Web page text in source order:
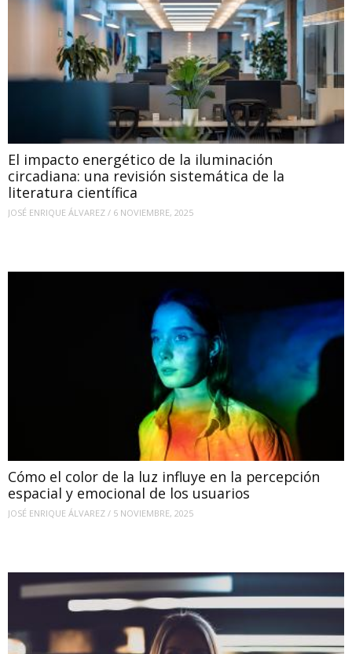
El impacto energético de la iluminación
circadiana: una revisión sistemática de la
literatura científica
JOSÉ ENRIQUE ÁLVAREZ / 6 NOVIEMBRE, 2025
Cómo el color de la luz influye en la percepción
espacial y emocional de los usuarios
JOSÉ ENRIQUE ÁLVAREZ / 5 NOVIEMBRE, 2025